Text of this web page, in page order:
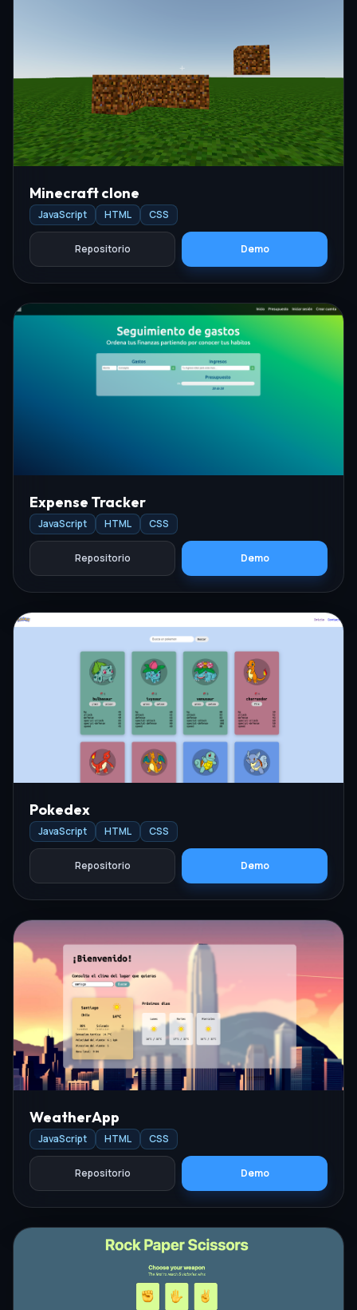
Minecraft clone
JavaScript HTML CSS
Repositorio Demo
Expense Tracker
JavaScript HTML CSS
Repositorio Demo
Pokedex
JavaScript HTML CSS
Repositorio Demo
WeatherApp
JavaScript HTML CSS
Repositorio Demo